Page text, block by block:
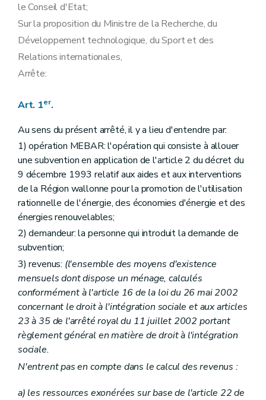
le Conseil d'Etat;
Sur la proposition du Ministre de la Recherche, du
Développement technologique, du Sport et des
Relations internationales,
Arrête:
Art. 1er.
Au sens du présent arrêté, il y a lieu d'entendre par:
1) opération MEBAR: l'opération qui consiste à allouer
une subvention en application de l'article 2 du décret du
9 décembre 1993 relatif aux aides et aux interventions
de la Région wallonne pour la promotion de l'utilisation
rationnelle de l'énergie, des économies d'énergie et des
énergies renouvelables;
2) demandeur: la personne qui introduit la demande de
subvention;
3) revenus: (l'ensemble des moyens d'existence
mensuels dont dispose un ménage, calculés
conformément à l'article 16 de la loi du 26 mai 2002
concernant le droit à l'intégration sociale et aux articles
23 à 35 de l'arrêté royal du 11 juillet 2002 portant
règlement général en matière de droit à l'intégration
sociale.
N'entrent pas en compte dans le calcul des revenus :
a) les ressources exonérées sur base de l'article 22 de